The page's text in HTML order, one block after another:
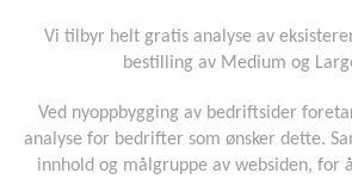
Vi tilbyr helt gratis analyse av
bestilling av Medium og
Ved nyoppbygging av bedriftsider
analyse for bedrifter som ønsker dette.
innhold og målgruppe av websiden, for